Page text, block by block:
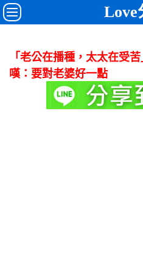
Love
「老公在播種，太太在受
嘆：要對老婆好一點